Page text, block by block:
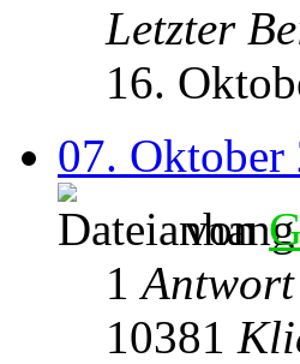
Letzter
16.
07.
von
1Antwort
10381